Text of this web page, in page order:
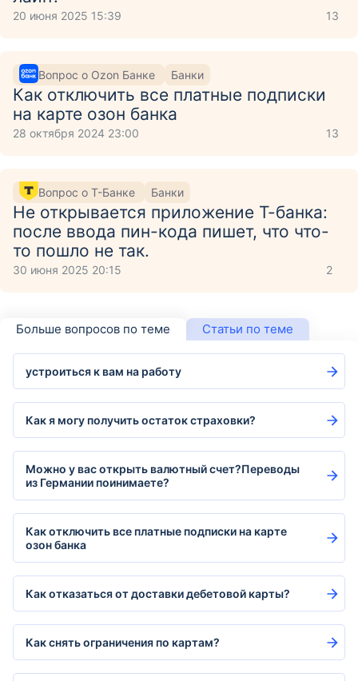
20 июня 2025 15:39 13
Вопрос о Ozon Банке Банки
Как отключить все платные подписки
на карте озон банка
28 октября 2024 23:00 13
Вопрос о Т-Банке Банки
Не открывается приложение Т-банка:
после ввода пин-кода пишет, что что-
то пошло не так.
30 июня 2025 20:15 2
Больше вопросов по теме Статьи по теме
устроиться к вам на работу
Как я могу получить остаток страховки?
Можно у вас открыть валютный счет?Переводы
из Германии поинимаете?
Как отключить все платные подписки на карте
озон банка
Как отказаться от доставки дебетовой карты?
Как снять ограничения по картам?